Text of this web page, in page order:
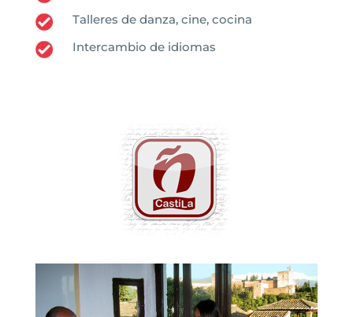
Talleres de danza, cine, cocina
Intercambio de idiomas